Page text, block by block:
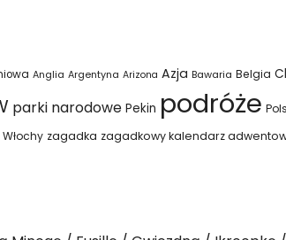
Anglia Argentyna Arizona Azja Bawaria Belgia
parki narodowe Pekin podróże
Włochy zagadka zagadkowy kalendarz